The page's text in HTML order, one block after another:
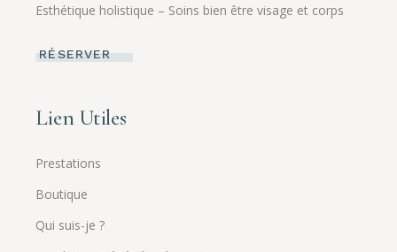
Esthétique holistique – Soins bien être visage et corps
RÉSERVER
Lien Utiles
Prestations
Boutique
Qui suis-je ?